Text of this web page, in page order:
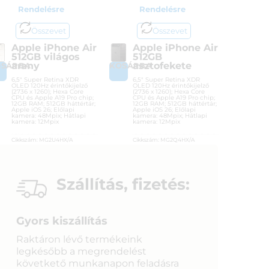
Rendelésre
Összevet
Apple iPhone Air
512GB világos
arany
6,5″ Super Retina XDR
OLED 120Hz érintőkijelző
(2736 x 1260); Hexa Core
CPU és Apple A19 Pro chip;
12GB RAM; 512GB háttértár;
Apple iOS 26; Előlapi
kamera: 48Mpix; Hátlapi
kamera: 12Mpix
Cikkszám: MG2U4HX/A
ÁFA:27%
Azonosító:54070
Rendelésre
Összevet
KOSÁRBA
Apple iPhone Air
512GB
asztofekete
6,5″ Super Retina XDR
OLED 120Hz érintőkijelző
(2736 x 1260); Hexa Core
CPU és Apple A19 Pro chip;
12GB RAM; 512GB háttértár;
Apple iOS 26; Előlapi
kamera: 48Mpix; Hátlapi
kamera: 12Mpix
Cikkszám: MG2Q4HX/A
ÁFA:27%
Szállítás, fizetés:
Gyors kiszállítás
Raktáron lévő termékeink
legkésőbb a megrendelést
követkető munkanapon feladásra